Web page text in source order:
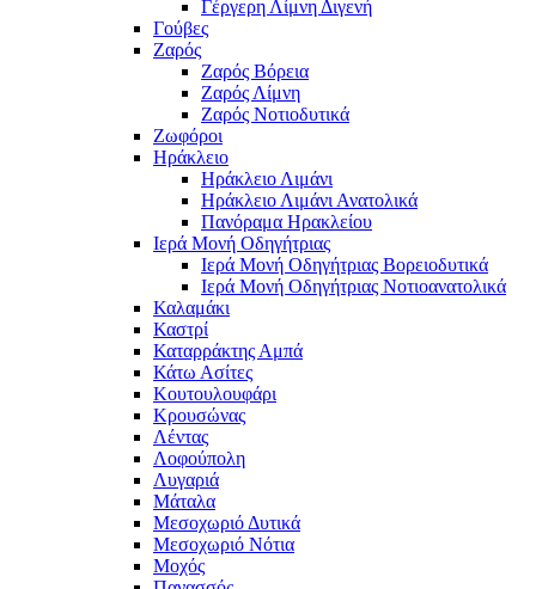
Γέργερη Λίμνη Διγενή
Γούβες
Ζαρός
Ζαρός Βόρεια
Ζαρός Λίμνη
Ζαρός Νοτιοδυτικά
Ζωφόροι
Ηράκλειο
Ηράκλειο Λιμάνι
Ηράκλειο Λιμάνι Ανατολικά
Πανόραμα Ηρακλείου
Ιερά Μονή Οδηγήτριας
Ιερά Μονή Οδηγήτριας Βορειοδυτικά
Ιερά Μονή Οδηγήτριας Νοτιοανατολικά
Καλαμάκι
Καστρί
Καταρράκτης Αμπά
Κάτω Ασίτες
Κουτουλουφάρι
Κρουσώνας
Λέντας
Λοφούπολη
Λυγαριά
Μάταλα
Μεσοχωριό Δυτικά
Μεσοχωριό Νότια
Μοχός